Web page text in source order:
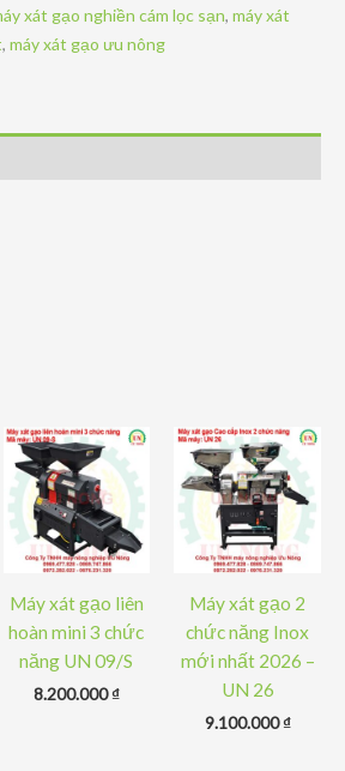
xát gạo nghiền cám lọc sạn, máy xát
, máy xát gạo ưu nông
Máy xát gạo liên
hoàn mini 3 chức
năng UN 09/S
8.200.000₫
Máy xát gạo 2
chức năng Inox
mới nhất 2026 –
UN 26
9.100.000₫